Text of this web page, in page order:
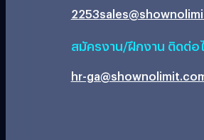
2253
สมัครงาน/ฝึกงาน ติดต่อ
hr-